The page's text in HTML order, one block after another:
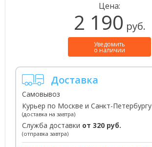
Цена:
2 190 руб.
Уведомить
о наличии
Доставка
Самовывоз
Курьер по Москве и Санкт-Петербургу
(доставка на завтра)
Служба доставки от 320 руб.
(отправка завтра)